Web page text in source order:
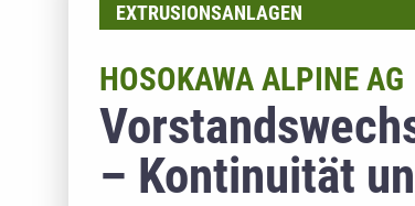
EXTRUSIONSANLAGEN
– Kontinuität
HOSOKAWA ALPINE AG